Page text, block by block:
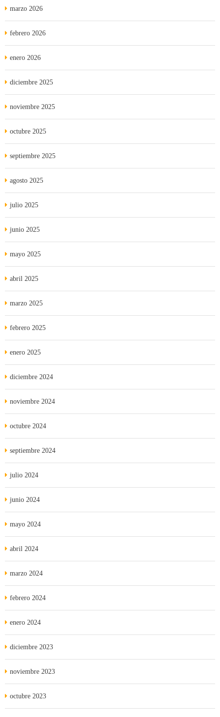
marzo 2026
febrero 2026
enero 2026
diciembre 2025
noviembre 2025
octubre 2025
septiembre 2025
agosto 2025
julio 2025
junio 2025
mayo 2025
abril 2025
marzo 2025
febrero 2025
enero 2025
diciembre 2024
noviembre 2024
octubre 2024
septiembre 2024
julio 2024
junio 2024
mayo 2024
abril 2024
marzo 2024
febrero 2024
enero 2024
diciembre 2023
noviembre 2023
octubre 2023